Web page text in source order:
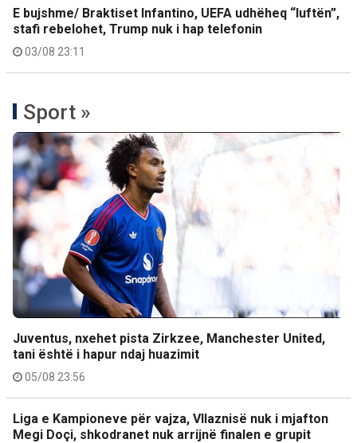
E bujshme/ Braktiset Infantino, UEFA udhëheq “luftën”,
stafi rebelohet, Trump nuk i hap telefonin
03/08 23:11
Sport »
Juventus, nxehet pista Zirkzee, Manchester United,
tani është i hapur ndaj huazimit
05/08 23:56
Liga e Kampioneve për vajza, Vllaznisë nuk i mjafton
Megi Doçi, shkodranet nuk arrijnë finalen e grupit